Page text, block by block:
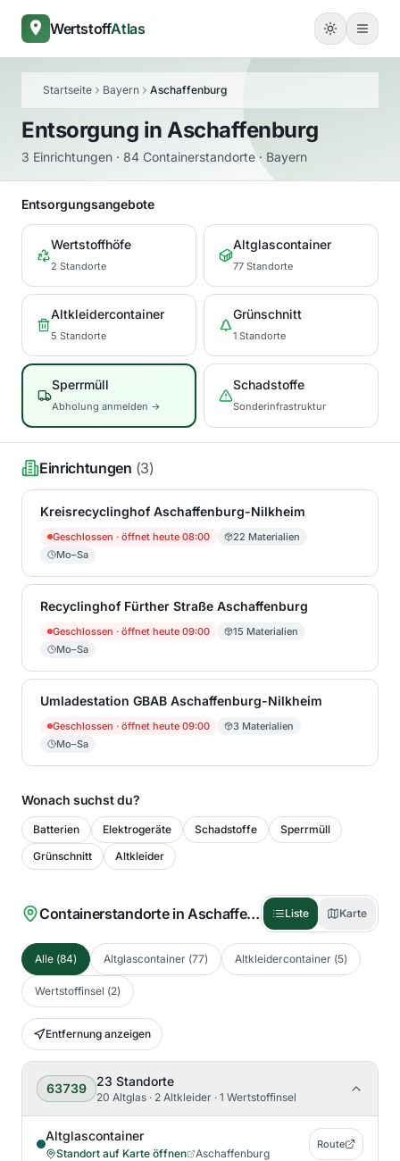
WertstoffAtlas
Startseite Bayern Aschaffenburg
Entsorgung inAschaffenburg
3 Einrichtungen · 84 Containerstandorte · Bayern
Entsorgungsangebote
Wertstoffhöfe
2 Standorte
Altglascontainer
77 Standorte
Altkleidercontainer
5 Standorte
Grünschnitt
1 Standorte
Sperrmüll
Abholung anmelden →
Schadstoffe
Sonderinfrastruktur
Einrichtungen (3)
Kreisrecyclinghof Aschaffenburg-Nilkheim
Geschlossen · öffnet heute 08:00 22 Materialien
Mo–Sa
Recyclinghof Fürther Straße Aschaffenburg
Geschlossen · öffnet heute 09:00 15 Materialien
Mo–Sa
Umladestation GBAB Aschaffenburg-Nilkheim
Geschlossen · öffnet heute 09:00 3 Materialien
Mo–Sa
Wonach suchst du?
Batterien Elektrogeräte Schadstoffe
Sperrmüll
Grünschnitt
Altkleider
Containerstandorte in Aschaffenburg (84
Liste Karte
Alle (84) Altglascontainer (77) Altkleidercontainer (5)
Wertstoffinsel (2)
Entfernung anzeigen
63739 23 Standorte
20 Altglas · 2 Altkleider · 1 Wertstoffinsel
Altglascontainer
Standort auf Karte öffnen Aschaffenburg
Route